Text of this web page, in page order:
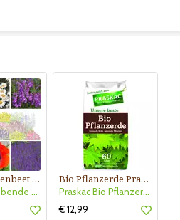
Blütenstaudenbeet Kollektion Nr. 504
55 Sonne liebende Stauden für 6 m² Beet mit Pflanzplan
Bio Pflanzerde Praskac
Praskac Bio Pflanzerde
€ 12,99